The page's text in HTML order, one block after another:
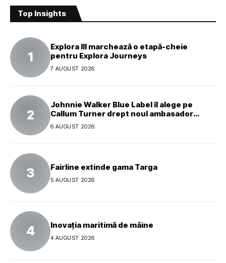
Top Insights
Explora III marchează o etapă-cheie
pentru Explora Journeys
7 AUGUST 2026
Johnnie Walker Blue Label îl alege pe
Callum Turner drept noul ambasador
global al mărcii
6 AUGUST 2026
Fairline extinde gama Targa
5 AUGUST 2026
Inovația maritimă de mâine
4 AUGUST 2026